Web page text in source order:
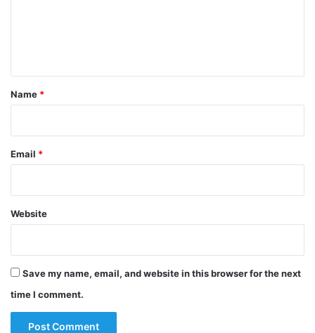
*
Name *
Email *
Website
Save my name, email, and website in this browser for the next
time I comment.